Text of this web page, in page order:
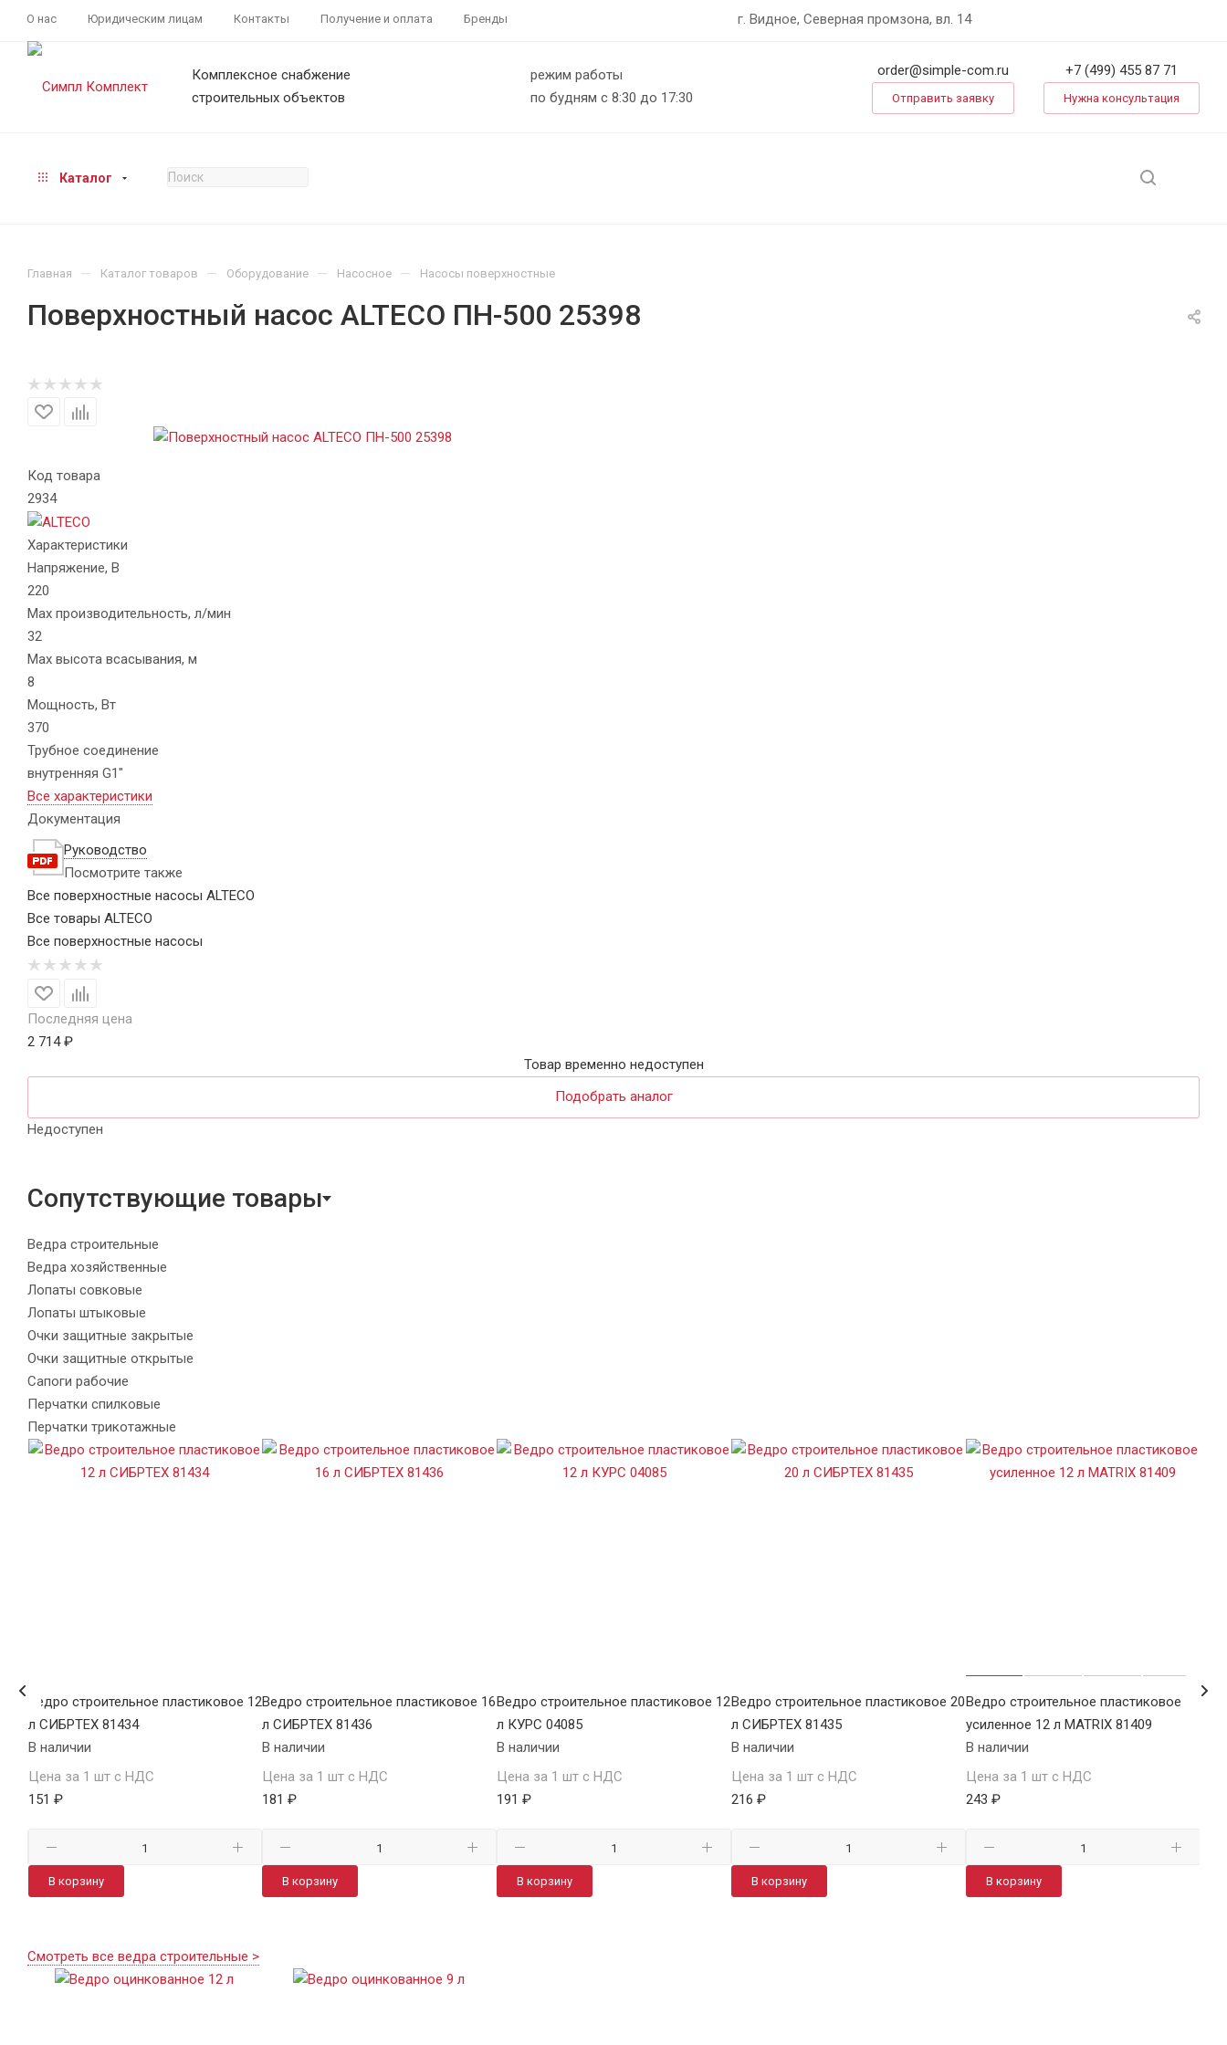
О нас Юридическим лицам Контакты Получение и оплата Бренды г. Видное, Северная промзона, вл. 14
Комплексное снабжение
строительных объектов
режим работы
по будням с 8:30 до 17:30
order@simple-com.ru
Отправить заявку
+7 (499) 455 87 71
Нужна консультация
Каталог
Главная — Каталог товаров — Оборудование — Насосное — Насосы поверхностные
Поверхностный насос ALTECO ПН-500 25398
Код товара
2934
Характеристики
Напряжение, В
220
Max производительность, л/мин
32
Max высота всасывания, м
8
Мощность, Вт
370
Трубное соединение
внутренняя G1"
Все характеристики
Документация
Руководство
Посмотрите также
Все поверхностные насосы ALTECO
Все товары ALTECO
Все поверхностные насосы
Последняя цена
2 714 ₽
Товар временно недоступен
Подобрать аналог
Недоступен
Сопутствующие товары
Ведра строительные
Ведра хозяйственные
Лопаты совковые
Лопаты штыковые
Очки защитные закрытые
Очки защитные открытые
Сапоги рабочие
Перчатки спилковые
Перчатки трикотажные
Ведро строительное пластиковое 12
л СИБРТЕХ 81434
В наличии
Цена за 1 шт с НДС
151 ₽
В корзину
Ведро строительное пластиковое 16
л СИБРТЕХ 81436
В наличии
Цена за 1 шт с НДС
181 ₽
В корзину
Ведро строительное пластиковое 12
л КУРС 04085
В наличии
Цена за 1 шт с НДС
191 ₽
В корзину
Ведро строительное пластиковое 20
л СИБРТЕХ 81435
В наличии
Цена за 1 шт с НДС
216 ₽
В корзину
Ведро строительное пластиковое
усиленное 12 л MATRIX 81409
В наличии
Цена за 1 шт с НДС
243 ₽
В корзину
Смотреть все ведра строительные >